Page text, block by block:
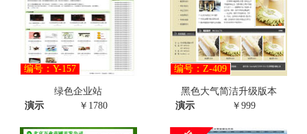
编号：Y-157
绿色企业站
演示
￥1780
编号：Z-409
黑色大气简洁升级版本
演示
￥999